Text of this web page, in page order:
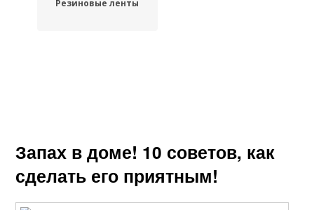
Резиновые ленты
Запах в доме! 10 советов, как
сделать его приятным!